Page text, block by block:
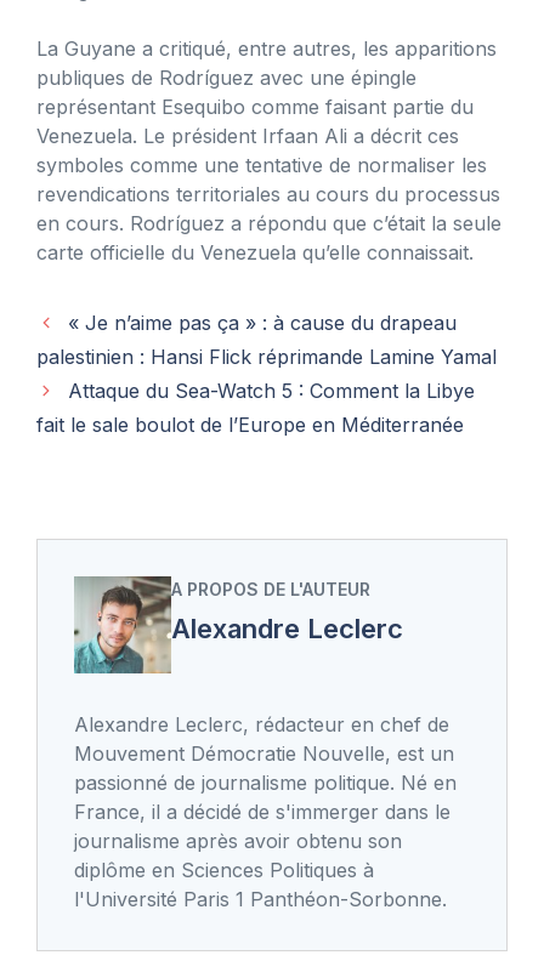
La Guyane a critiqué, entre autres, les apparitions
publiques de Rodríguez avec une épingle
représentant Esequibo comme faisant partie du
Venezuela. Le président Irfaan Ali a décrit ces
symboles comme une tentative de normaliser les
revendications territoriales au cours du processus
en cours. Rodríguez a répondu que c’était la seule
carte officielle du Venezuela qu’elle connaissait.
« Je n’aime pas ça » : à cause du drapeau
palestinien : Hansi Flick réprimande Lamine Yamal
Attaque du Sea-Watch 5 : Comment la Libye
fait le sale boulot de l’Europe en Méditerranée
A PROPOS DE L'AUTEUR
Alexandre Leclerc
Alexandre Leclerc, rédacteur en chef de
Mouvement Démocratie Nouvelle, est un
passionné de journalisme politique. Né en
France, il a décidé de s'immerger dans le
journalisme après avoir obtenu son
diplôme en Sciences Politiques à
l'Université Paris 1 Panthéon-Sorbonne.